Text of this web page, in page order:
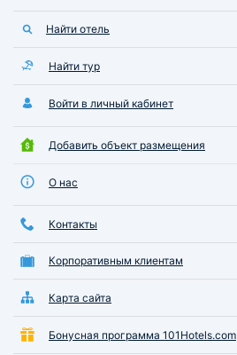
Найти отель
Найти тур
Войти в личный кабинет
Добавить объект размещения
О нас
Контакты
Корпоративным клиентам
Карта сайта
Бонусная программа 101Hotels.com